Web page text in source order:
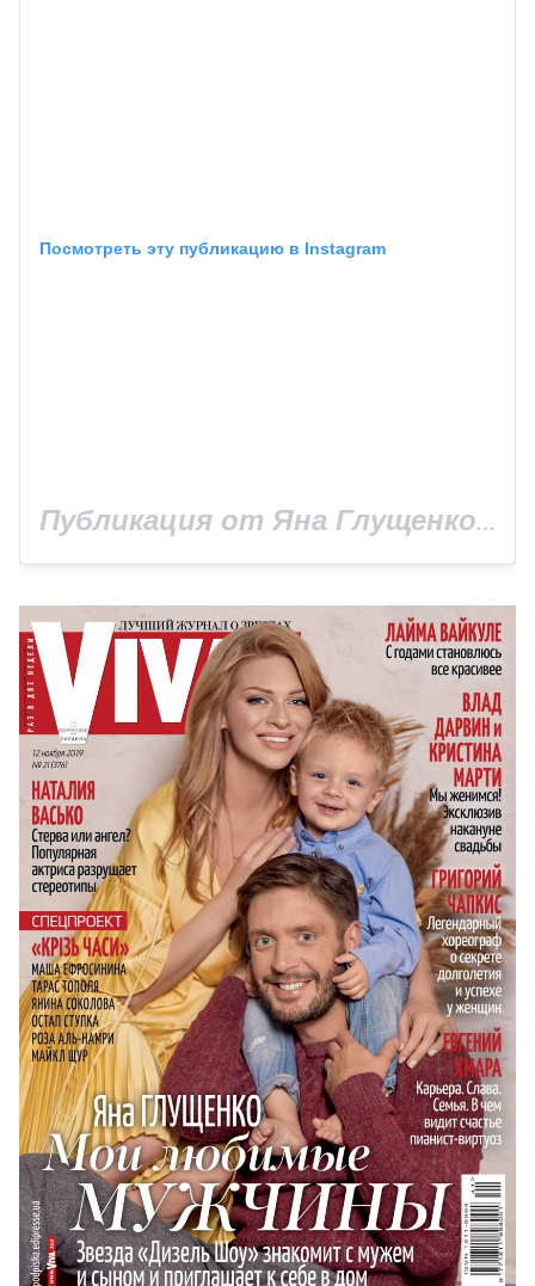
Посмотреть эту публикацию в Instagram
Публикация от Яна Глущенко (@yamo4ka)